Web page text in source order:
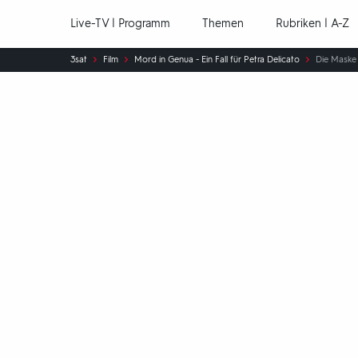
Live-TV | Programm Themen Rubriken | A-Z
Sie
sind
3sat Film Mord in Genua - Ein Fall für Petra Delicato Die